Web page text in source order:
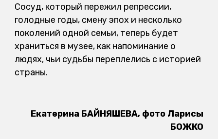
Сосуд, который пережил репрессии,
голодные годы, смену эпох и несколько
поколений одной семьи, теперь будет
храниться в музее, как напоминание о
людях, чьи судьбы переплелись с историей
страны.
Екатерина БАЙНЯШЕВА, фото Ларисы
БОЖКО